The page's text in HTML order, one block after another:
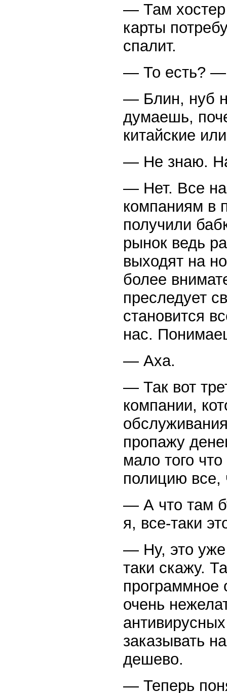
— Там хостер
карты
спалит.
— То есть? —
— Блин, нуб
думаешь,
китайские
— Не знаю.
— Нет. Все
компаниям в
получили
рынок ведь
выходят на
более
преследует
становится
нас.
— Аха.
— Так вот
компании,
пропажу
мало того
полицию все,
— А что там
я, все-таки
— Ну, это уже
таки скажу.
программное
очень
заказывать
дешево.
— Теперь